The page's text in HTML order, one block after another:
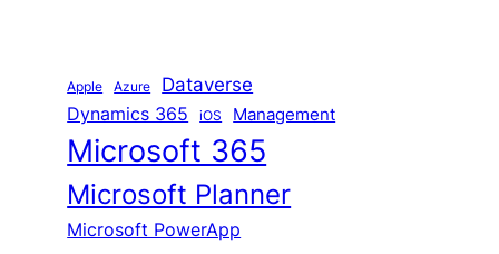
Apple Azure Dataverse
Dynamics 365 iOS Management
Microsoft 365
Microsoft Planner
Microsoft PowerApp